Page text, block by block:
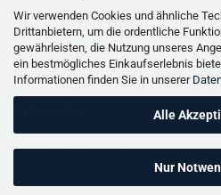
Wir verwenden Cookies und ähnliche
Drittanbietern, um die ordentliche
gewährleisten, die Nutzung unseres
ein bestmögliches Einkaufserlebnis
Informationen finden Sie in unserer
Alle
Nur
Pfeiler
Gartenbrunnen
Gartenfiguren